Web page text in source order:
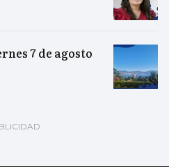
7 de agosto